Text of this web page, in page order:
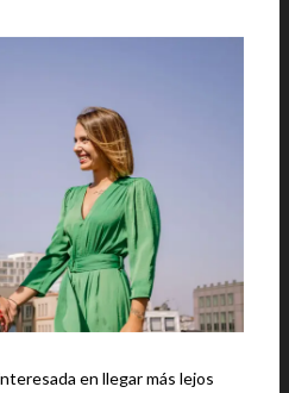
en llegar más lejos